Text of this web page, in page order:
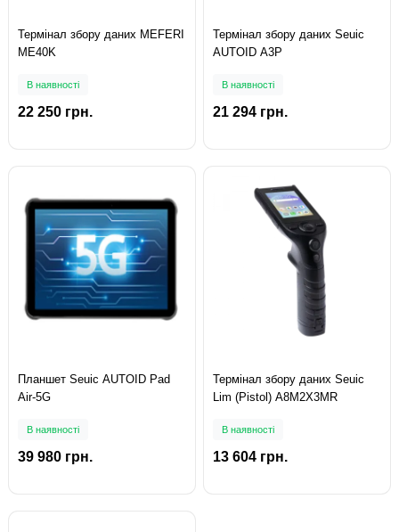
Термінал збору даних MEFERI
ME40K
В наявності
22 250 грн.
Термінал збору даних Seuic
AUTOID A3P
В наявності
21 294 грн.
Планшет Seuic AUTOID Pad
Air-5G
В наявності
39 980 грн.
Термінал збору даних Seuic
Lim (Pistol) A8M2X3MR
В наявності
13 604 грн.